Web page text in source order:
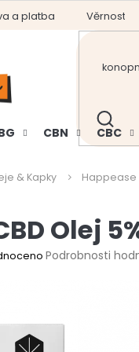
a platba Věrnostní
HLEDAT
CBN CBC
& Kapky Happease
Olej
Podrobnosti